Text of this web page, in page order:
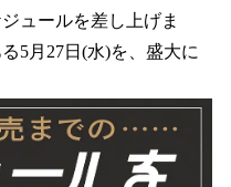
ュールを差し上げま
5月27日(水)を、盛大に